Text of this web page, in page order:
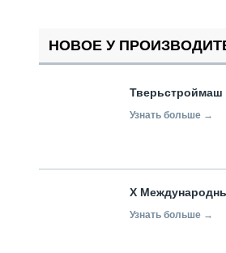
НОВОЕ У
Тверьстроймаш
Узнать больше →
X
Узнать больше →